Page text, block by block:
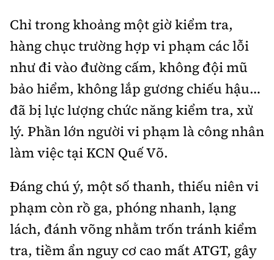
Chỉ trong khoảng một giờ kiểm tra,
hàng chục trường hợp vi phạm các lỗi
như đi vào đường cấm, không đội mũ
bảo hiểm, không lắp gương chiếu hậu…
đã bị lực lượng chức năng kiểm tra, xử
lý. Phần lớn người vi phạm là công nhân
làm việc tại KCN Quế Võ.
Đáng chú ý, một số thanh, thiếu niên vi
phạm còn rồ ga, phóng nhanh, lạng
lách, đánh võng nhằm trốn tránh kiểm
tra, tiềm ẩn nguy cơ cao mất ATGT, gây